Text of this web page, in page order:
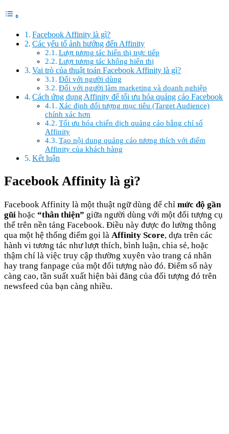
Facebook Affinity là gì?
Các yếu tố ảnh hưởng đến Affinity
Lượt tương tác hiển thị trực tiếp
Lượt tương tác không hiển thị
Vai trò của thuật toán Facebook Affinity là gì?
Đối với người dùng
Đối với người làm marketing và doanh nghiệp
Cách ứng dụng Affinity để tối ưu hóa quảng cáo Facebook
Xác định đối tượng mục tiêu (Target Audience)
chính xác hơn
Tối ưu hóa chiến dịch quảng cáo bằng chỉ số
Affinity
Tạo nội dung quảng cáo tương thích với điểm
Affinity của khách hàng
Kết luận
Facebook Affinity là gì?
Facebook Affinity là một thuật ngữ dùng để chỉ mức độ gần
gũi hoặc “thân thiện” giữa người dùng với một đối tượng cụ
thể trên nền tảng Facebook. Điều này được đo lường thông
qua một hệ thống điểm gọi là Affinity Score, dựa trên các
hành vi tương tác như lượt thích, bình luận, chia sẻ, hoặc
thậm chí là việc truy cập thường xuyên vào trang cá nhân
hay trang fanpage của một đối tượng nào đó. Điểm số này
càng cao, tần suất xuất hiện bài đăng của đối tượng đó trên
newsfeed của bạn càng nhiều.